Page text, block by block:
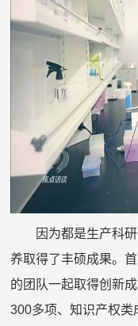
因为都是生产科
养取得了丰硕成果。
的团队一起取得创新
300多项、知识产权